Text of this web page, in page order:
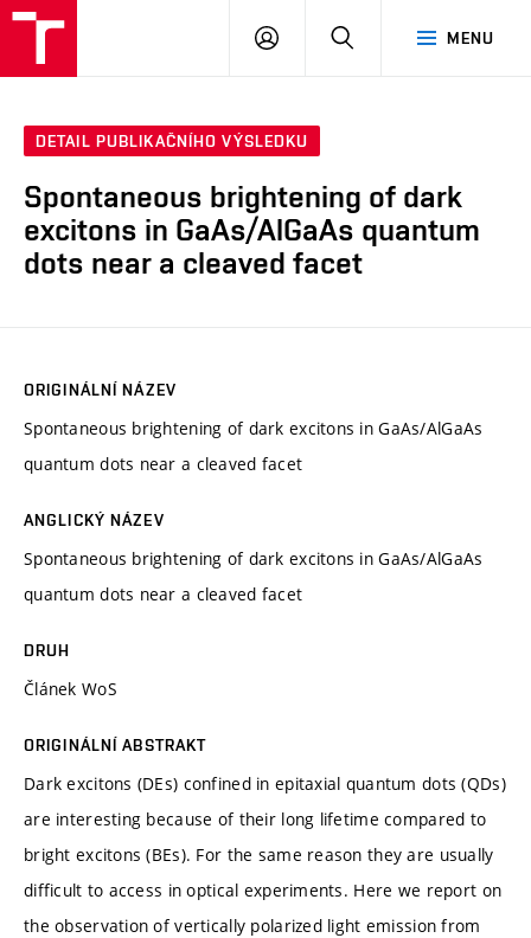
MENU
PŘIHLÁSIT
DETAIL PUBLIKAČNÍHO VÝSLEDKU
Spontaneous brightening of dark
excitons in GaAs/AlGaAs quantum
dots near a cleaved facet
ORIGINÁLNÍ NÁZEV
Spontaneous brightening of dark excitons in GaAs/AlGaAs
quantum dots near a cleaved facet
ANGLICKÝ NÁZEV
Spontaneous brightening of dark excitons in GaAs/AlGaAs
quantum dots near a cleaved facet
DRUH
Článek WoS
ORIGINÁLNÍ ABSTRAKT
Dark excitons (DEs) confined in epitaxial quantum dots (QDs)
are interesting because of their long lifetime compared to
bright excitons (BEs). For the same reason they are usually
difficult to access in optical experiments. Here we report on
the observation of vertically polarized light emission from